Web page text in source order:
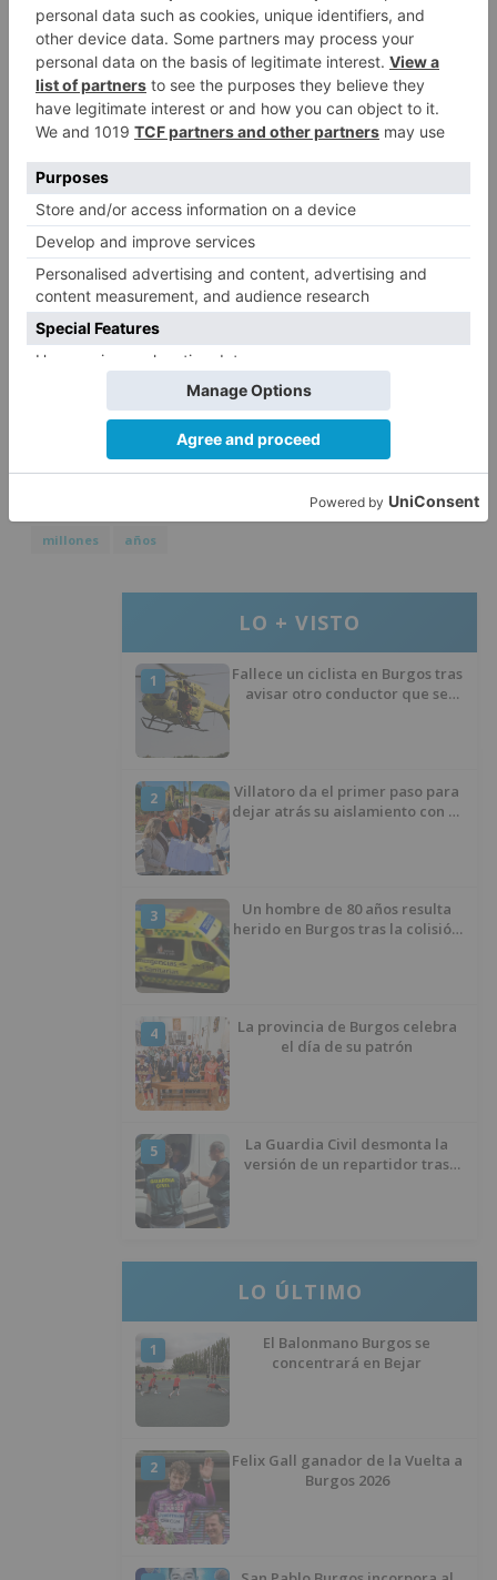
Además del bombardeo que afectó a la Luna y la
Tierra, los fragmentos también pudieron llegar a
otros planetas o dirigirse hacia el Sol, o bien se
quedaron en un cinturón de asteroides, como
los de la familia del asteroide Eulalia que ponen
de ejemplo los investigadores, o pasaron a
formar parte de los asteroides cercanos a la
asteroides
millones
años
LO + VISTO
1
Fallece un ciclista en Burgos tras
avisar otro conductor que se
2
Villatoro da el primer paso para
dejar atrás su aislamiento con el
3
Un hombre de 80 años resulta
herido en Burgos tras la colisión
4
La provincia de Burgos celebra
el día de su patrón
5
La Guardia Civil desmonta la
versión de un repartidor tras
LO ÚLTIMO
1
El Balonmano Burgos se
concentrará en Bejar
2
Felix Gall ganador de la Vuelta a
Burgos 2026